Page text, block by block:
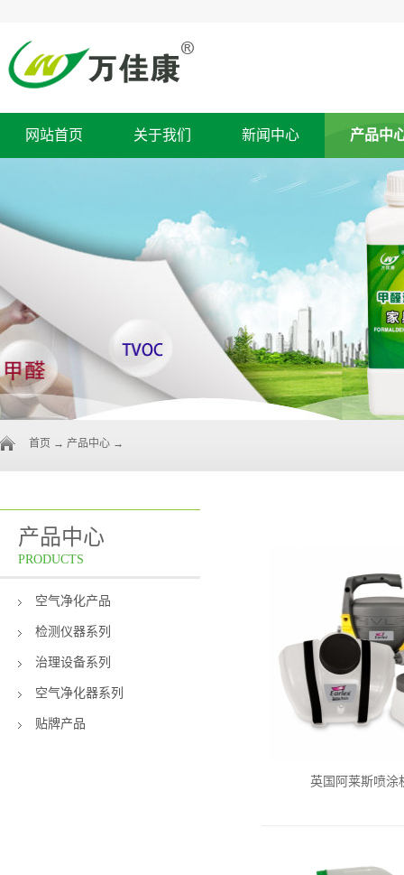
网站首页 关于我们 新闻中心 产品中
首页 → 产品中心 →
产品中心
PRODUCTS
空气净化产品
检测仪器系列
治理设备系列
空气净化器系列
贴牌产品
英国阿莱斯喷涂